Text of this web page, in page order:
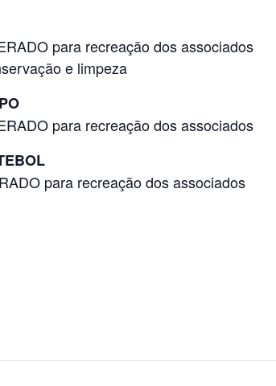
para recreação dos associados
e limpeza
para recreação dos associados
para recreação dos associados